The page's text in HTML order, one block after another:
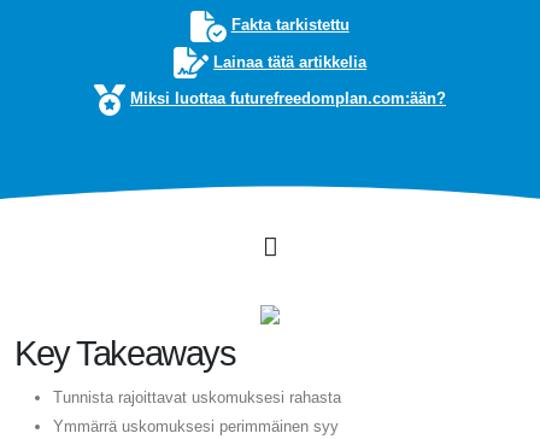
Fakta tarkistettu
Lainaa tätä artikkelia
Miksi luottaa futurefreedomplan.com:ään?
Key Takeaways
Tunnista rajoittavat uskomuksesi rahasta
Ymmärrä uskomuksesi perimmäinen syy